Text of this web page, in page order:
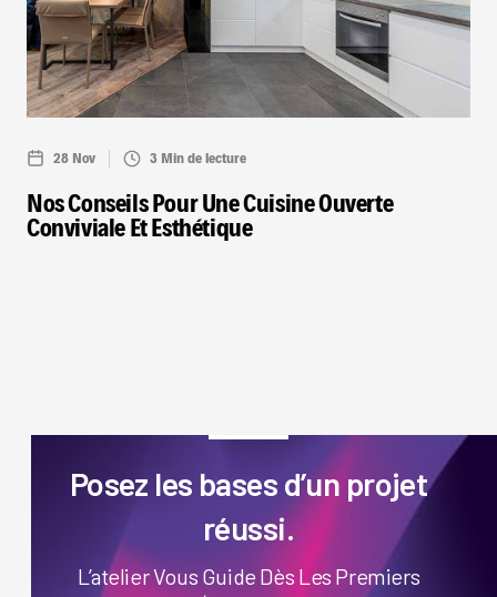
28 Nov 3 Min de lecture
Nos Conseils Pour Une Cuisine Ouverte
Conviviale Et Esthétique
Posez les bases d’un projet
réussi.
L’atelier Vous Guide Dès Les Premiers